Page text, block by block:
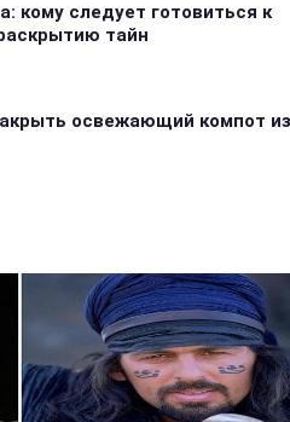
кому следует готовиться к
тайн
освежающий компот